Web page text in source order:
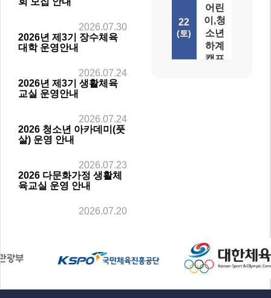
2026.07.30
2026년 제3기 장수체육
대학 운영안내
2026.07.24
2026년 제3기 생활체육
교실 운영안내
2026.07.24
2026 청소년 아카데미(풋
살) 운영 안내
2026.07.23
2026 다문화가정 생활체
육교실 운영 안내
2026.07.20
22
(토)
어린
이,청
소년
하계
캠프